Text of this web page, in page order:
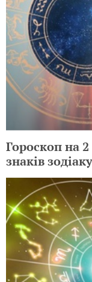
Гороскоп на 2
знаків зодіаку